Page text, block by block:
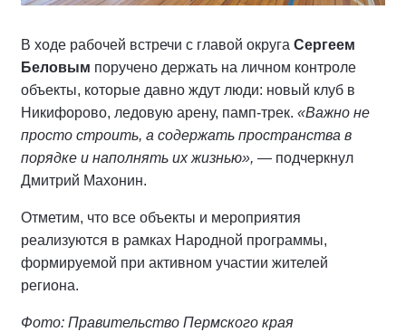
В ходе рабочей встречи с главой округа Сергеем
Беловым поручено держать на личном контроле
объекты, которые давно ждут люди: новый клуб в
Никифорово, ледовую арену, памп-трек. «Важно не
просто строить, а содержать пространства в
порядке и наполнять их жизнью», — подчеркнул
Дмитрий Махонин.
Отметим, что все объекты и мероприятия
реализуются в рамках Народной программы,
формируемой при активном участии жителей
региона.
Фото: Правительство Пермского края